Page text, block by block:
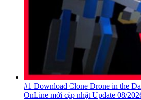
#1 Download Clone Drone in the
OnLine mới cập nhật Update 08/